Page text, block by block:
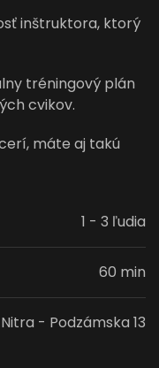
inštruktora, ktorý
tréningový plán
cvikov.
máte aj takú
1 - 3 ľudia
60 min
Nitra - Podzámska 13